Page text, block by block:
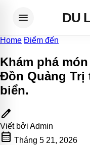
menu DU
Home Điểm đến
Khám phá
Đồn Quảng Trị
biển.
edit
Viết bởi Admin
calendar_month Tháng 5 21, 2026